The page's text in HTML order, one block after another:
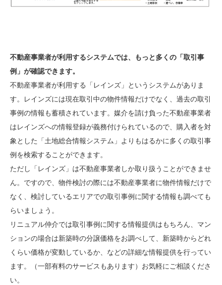
不動産事業者が利用するシステムでは、
もっと多くの「取引事
例」が確認できます。
不動産事業者が利用する「レインズ」というシステムがありま
す。レインズには現在取引中の物件情報だけでなく、過去の取引
事例の情報も蓄積されています。媒介を請け負った不動産事業者
はレインズへの情報登録が義務付けられているので、購入者を対
象とした「土地総合情報システム」よりもはるかに多くの取引事
例を検索することができます。
ただし「レインズ」は不動産事業者しか取り扱うことができませ
ん。ですので、物件検討の際には不動産事業者に物件情報だけで
なく、検討しているエリアでの取引事例に関する情報も調べても
らいましょう。
リニュアル仲介では取引事例に関する情報提供はもちろん、マン
ションの場合は新築時の分譲価格をお調べして、新築時からどれ
くらい価格が変動しているか、などの詳細な情報提供を行ってい
ます。（一部有料のサービスもあります）お気軽にご相談くださ
い。